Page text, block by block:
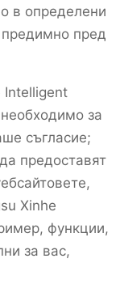
в определени
предимно пред
Intelligent
за
съгласие;
предоставят
Xinhe
функции,
за вас,